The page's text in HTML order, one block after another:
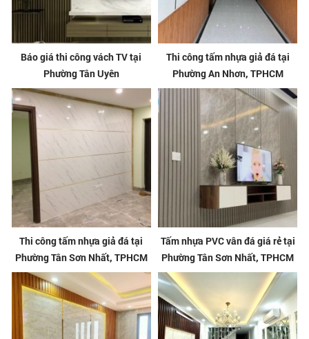
Báo giá thi công vách TV tại
Phường Tân Uyên
Thi công tấm nhựa giả đá tại
Phường An Nhơn, TPHCM
Thi công tấm nhựa giả đá tại
Phường Tân Sơn Nhất, TPHCM
Tấm nhựa PVC vân đá giá rẻ tại
Phường Tân Sơn Nhất, TPHCM